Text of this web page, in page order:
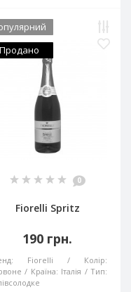
Продано
0
Fiorelli Spritz
190 грн.
Fiorelli
Колір:
Країна: Італія
Тип: